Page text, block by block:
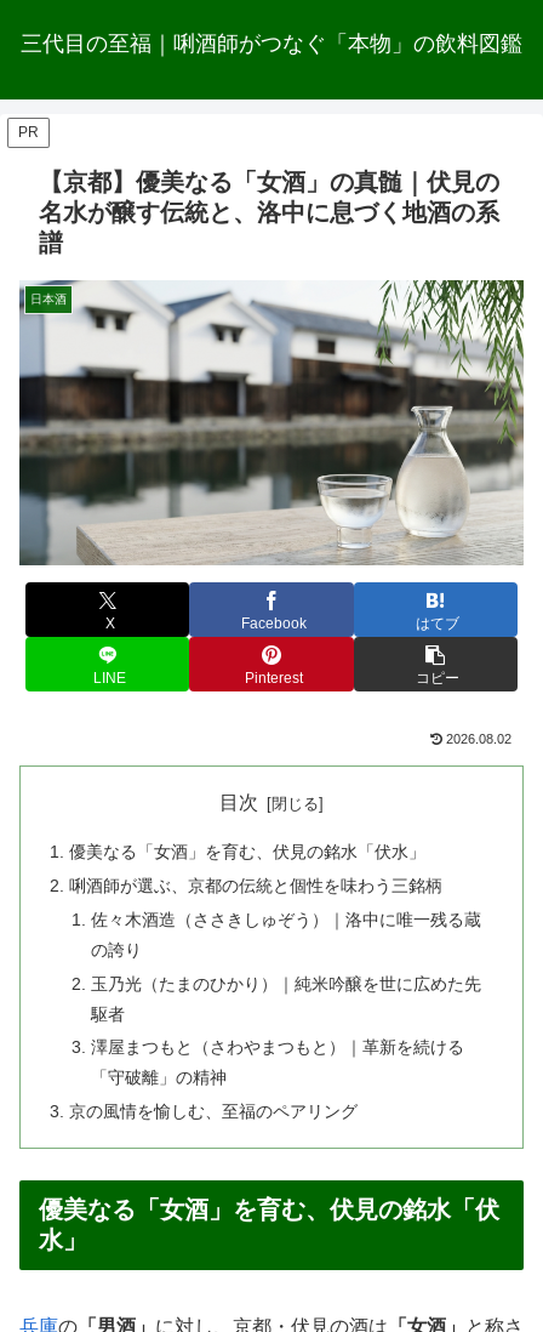
三代目の至福｜唎酒師がつなぐ「本物」の飲料図鑑
PR
【京都】優美なる「女酒」の真髄｜伏見の
名水が醸す伝統と、洛中に息づく地酒の系
譜
日本酒
X Facebook はてブ
LINE Pinterest コピー
2026.08.02
目次
優美なる「女酒」を育む、伏見の銘水「伏水」
唎酒師が選ぶ、京都の伝統と個性を味わう三銘柄
佐々木酒造（ささきしゅぞう）｜洛中に唯一残る蔵
の誇り
玉乃光（たまのひかり）｜純米吟醸を世に広めた先
駆者
澤屋まつもと（さわやまつもと）｜革新を続ける
「守破離」の精神
京の風情を愉しむ、至福のペアリング
優美なる「女酒」を育む、伏見の銘水「伏
水」
兵庫の 「男酒」 に対し、京都・伏見の酒は 「女酒」
と称さ